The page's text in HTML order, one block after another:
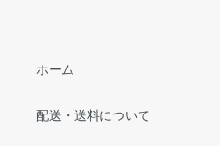
ホーム
配送・送料について